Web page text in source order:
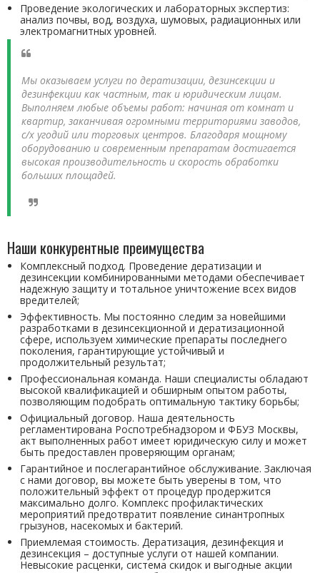
Проведение экологических и лабораторных экспертиз:
анализ почвы, вод, воздуха, шумовых, радиационных или
электромагнитных уровней.
Мы оказываем услуги по дератизации, дезинсекции и
дезинфекции как частным, так и юридическим лицам.
Выполняем любые объемы работ: начиная от комнат и
квартир, заканчивая огромными территориями заводов,
с/х угодий или торговых центров. Благодаря мощному
оборудованию и современным препаратам достигается
высокая производительность и скорость обработки
больших площадей.
Наши конкурентные преимущества
Комплексный подход. Проведение дератизации и
дезинсекции комбинированными методами обеспечивает
надежную защиту и тотальное уничтожение всех видов
вредителей;
Эффективность. Мы постоянно следим за новейшими
разработками в дезинсекционной и дератизационной
сфере, используем химические препараты последнего
поколения, гарантирующие устойчивый и
продолжительный результат;
Профессиональная команда. Наши специалисты обладают
высокой квалификацией и обширным опытом работы,
позволяющим подобрать оптимальную тактику борьбы;
Официальный договор. Наша деятельность
регламентирована Роспотребнадзором и ФБУЗ Москвы,
акт выполненных работ имеет юридическую силу и может
быть предоставлен проверяющим органам;
Гарантийное и послегарантийное обслуживание. Заключая
с нами договор, вы можете быть уверены в том, что
положительный эффект от процедур продержится
максимально долго. Комплекс профилактических
мероприятий предотвратит появление синантропных
грызунов, насекомых и бактерий.
Приемлемая стоимость. Дератизация, дезинфекция и
дезинсекция – доступные услуги от нашей компании.
Невысокие расценки, система скидок и выгодные акции